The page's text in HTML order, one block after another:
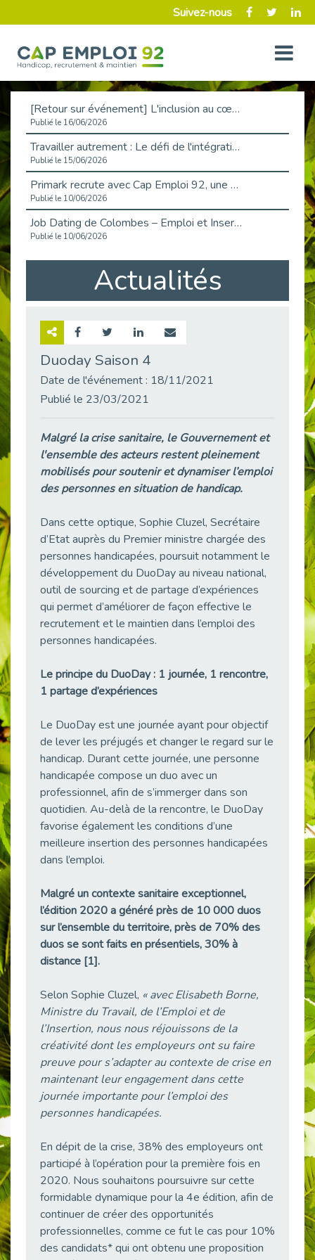
Suivez-nous
[Retour sur événement] L'inclusion au cœur de la Place de l'Emploi à La Défense !
Publié le 16/06/2026
Travailler autrement : Le défi de l'intégration des maladies chroniques en entreprise
Publié le 15/06/2026
Primark recrute avec Cap Emploi 92, une matinée couronnée de succès !
Publié le 10/06/2026
Job Dating de Colombes – Emploi et Insertion
Publié le 10/06/2026
Aborder l'entretien et la situation de handicap en toute confiance
Publié le 09/06/2026
Retour sur l’atelier « Optimiser sa recherche d’emploi »
« Confiance en soi et acceptation du handicap » : un levier puissant vers l’emploi
Publié le 22/05/2026
Handicap et emploi : une matinée pour briser les tabous
L’alternance : un levier stratégique pour recruter et inclure durablement
Publié le 18/05/2026
Fibromyalgie : Quand la douleur invisible s’invite au bureau
Publié le 12/05/2026
CAP EMPLOI 92 : L’inclusion portée à son sommet, bien au-delà des quotas
Le taux d’emploi direct dans la fonction publique dépasse 6 % en 2025
Publié le 04/05/2026
Publié le 01/05/2026
Témoignage : Le parcours de Marc, 44 ans
Publié le 30/04/2026
L’Aménagement Raisonnable : Un Levier pour l’Équité
Publié le 29/04/2026
Publié le 29/04/2026
Mobilisation pour l’alternance et le handicap
Publié le 24/04/2026
Handicap moteur et emploi : réussir ses recrutements vidéo
Publié le 23/04/2026
Publié le 22/04/2026
Publié le 20/04/2026
[RETOUR SUR] Une session de recrutement inclusive réussie à Asnières !
Publié le 20/04/2026
Publié le 20/04/2026
Publié le 13/04/2026
Recrutement et Handicap : Et si vous testiez avant de vous engager ?
Publié le 13/04/2026
Publié le 11/04/2026
L’alternance pour tous : Cap Emploi 92 et Seine Ouest Entreprise et Emploi mobilisés à Boulogne-Billancourt
Actualités
Duoday Saison 4
Date de l'événement : 18/11/2021
Publié le 23/03/2021
Malgré la crise sanitaire, le Gouvernement et
l'ensemble des acteurs restent pleinement
mobilisés pour soutenir et dynamiser l’emploi
des personnes en situation de handicap.
Dans cette optique, Sophie Cluzel, Secrétaire
d’Etat auprès du Premier ministre chargée des
personnes handicapées, poursuit notamment le
développement du DuoDay au niveau national,
outil de sourcing et de partage d’expériences
qui permet d’améliorer de façon effective le
recrutement et le maintien dans l’emploi des
personnes handicapées.
Le principe du DuoDay : 1 journée, 1 rencontre,
1 partage d’expériences
Le DuoDay est une journée ayant pour objectif
de lever les préjugés et changer le regard sur le
handicap. Durant cette journée, une personne
handicapée compose un duo avec un
professionnel, afin de s’immerger dans son
quotidien. Au-delà de la rencontre, le DuoDay
favorise également les conditions d’une
meilleure insertion des personnes handicapées
dans l’emploi.
Malgré un contexte sanitaire exceptionnel,
l’édition 2020 a généré près de 10 000 duos
sur l’ensemble du territoire, près de 70% des
duos se sont faits en présentiels, 30% à
distance [1].
Selon Sophie Cluzel, « avec Elisabeth Borne,
Ministre du Travail, de l’Emploi et de
l’Insertion, nous nous réjouissons de la
créativité dont les employeurs ont su faire
preuve pour s’adapter au contexte de crise en
maintenant leur engagement dans cette
journée importante pour l’emploi des
personnes handicapées.
En dépit de la crise, 38% des employeurs ont
participé à l’opération pour la première fois en
2020. Nous souhaitons poursuivre sur cette
formidable dynamique pour la 4e édition, afin de
continuer de créer des opportunités
professionnelles, comme ce fut le cas pour 10%
des candidats* qui ont obtenu une proposition